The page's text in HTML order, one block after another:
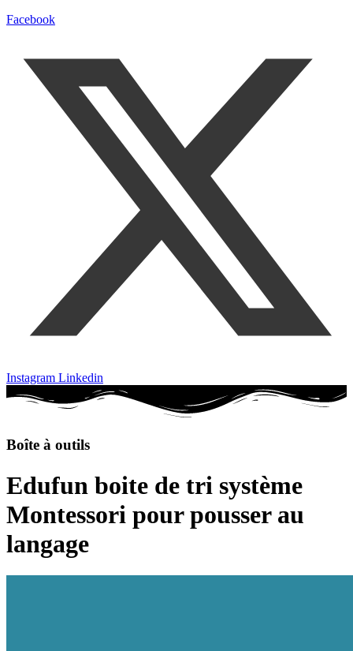
Facebook
Instagram Linkedin
Boîte à outils
Edufun boite de tri système
Montessori pour pousser au
langage